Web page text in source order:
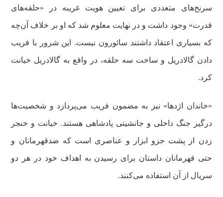
سرنخ‌های متعددی برای تعیین هویت غریبه در «حلقه‌های
قدرت» وجود داشت و در نهایت معلوم شد که او بر خلاف آن‌چه
که بسیاری اعتقاد داشتند سائورون نیست. این شرور با فریب
دادن گالادریل و ساخت سه حلقه، در واقع به گالادریل خیانت
کرد.
«خاندان‌ اژدها» نیز به مضمون فریب می‌پردازد و شخصیت‌ها
درگیر جنگ داخلی و جانشینی پادشاهی هستند. خیانت و خنجر
زدن از پشت جزو ابزار و عناصری است که ضدقهرمانان و
حتی قهرمانان داستان برای رسیدن به اهداف خود در هر دو
سریال از آن استفاده می‌کنند.